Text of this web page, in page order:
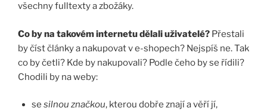
všechny fulltexty a zbožáky.
Co by na takovém internetu dělali uživatelé? Přestali
by číst články a nakupovat v e-shopech? Nejspíš ne. Tak
co by četli? Kde by nakupovali? Podle čeho by se řídili?
Chodili by na weby:
se silnou značkou, kterou dobře znají a věří jí,